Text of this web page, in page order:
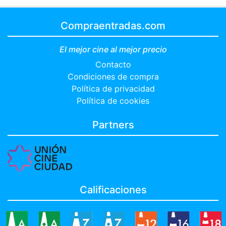
Compraentradas.com
El mejor cine al mejor precio
Contacto
Condiciones de compra
Política de privacidad
Política de cookies
Partners
Calificaciones